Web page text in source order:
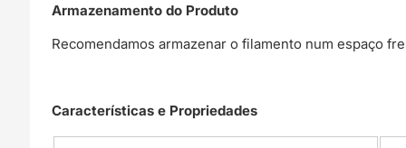
Armazenamento do Produto
Recomendamos armazenar o filamento num espaço
Características e Propriedades